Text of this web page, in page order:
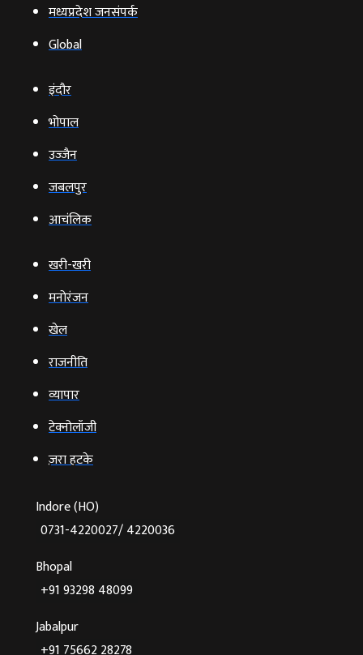
मध्यप्रदेश जनसंपर्क
Global
इंदौर
भोपाल
उज्‍जैन
जबलपुर
आचंलिक
खरी-खरी
मनोरंजन
खेल
राजनीति
व्‍यापार
टेक्‍नोलॉजी
ज़रा हटके
Indore (HO)
0731-4220027/ 4220036
Bhopal
+91 93298 48099
Jabalpur
+91 75662 28278